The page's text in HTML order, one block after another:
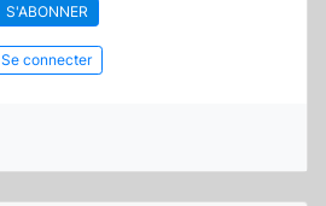
S'ABONNER
Se connecter